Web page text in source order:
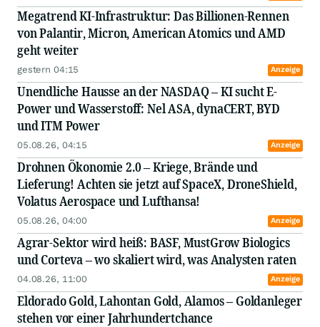
Megatrend KI-Infrastruktur: Das Billionen-Rennen
von Palantir, Micron, American Atomics und AMD
geht weiter
gestern 04:15 Anzeige
Unendliche Hausse an der NASDAQ – KI sucht E-
Power und Wasserstoff: Nel ASA, dynaCERT, BYD
und ITM Power
05.08.26, 04:15 Anzeige
Drohnen Ökonomie 2.0 – Kriege, Brände und
Lieferung! Achten sie jetzt auf SpaceX, DroneShield,
Volatus Aerospace und Lufthansa!
05.08.26, 04:00 Anzeige
Agrar-Sektor wird heiß: BASF, MustGrow Biologics
und Corteva – wo skaliert wird, was Analysten raten
04.08.26, 11:00 Anzeige
Eldorado Gold, Lahontan Gold, Alamos – Goldanleger
stehen vor einer Jahrhundertchance